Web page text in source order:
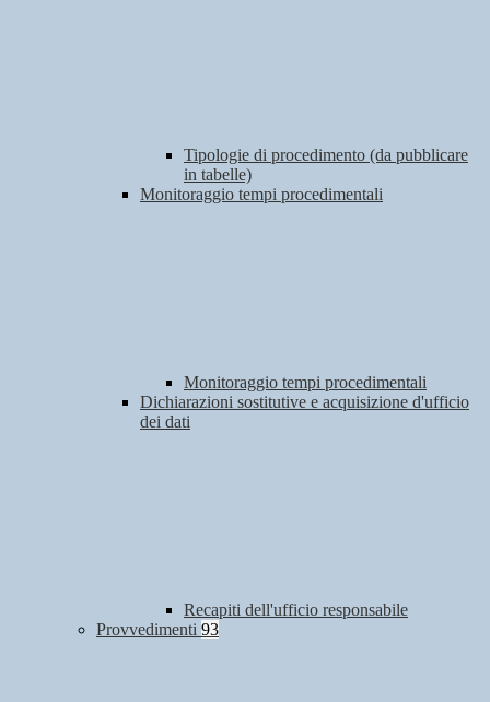
Tipologie di procedimento (da pubblicare
in tabelle)
Monitoraggio tempi procedimentali
Monitoraggio tempi procedimentali
Dichiarazioni sostitutive e acquisizione d'ufficio
dei dati
Recapiti dell'ufficio responsabile
Provvedimenti 93